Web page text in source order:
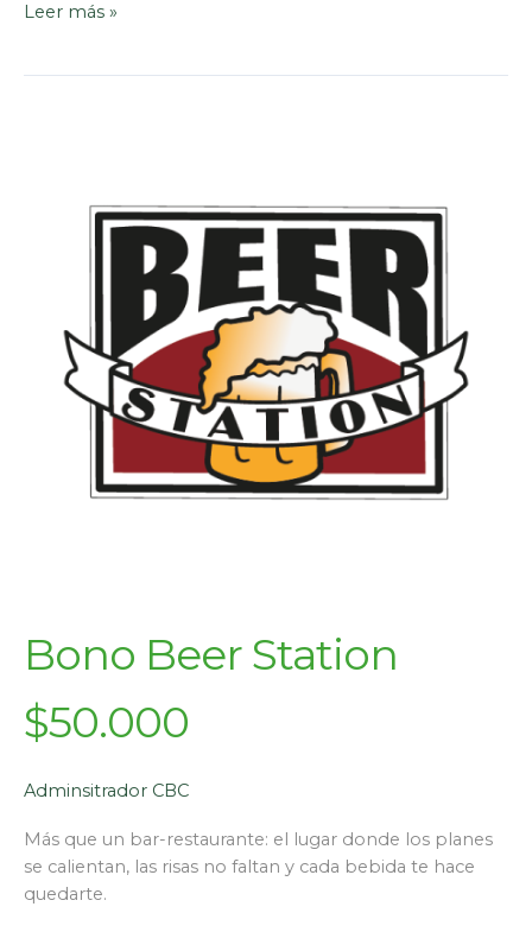
Leer más »
Bono Beer Station
$50.000
Adminsitrador CBC
Más que un bar-restaurante: el lugar donde los planes
se calientan, las risas no faltan y cada bebida te hace
quedarte.